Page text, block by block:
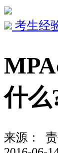
考生经
什么
来源：